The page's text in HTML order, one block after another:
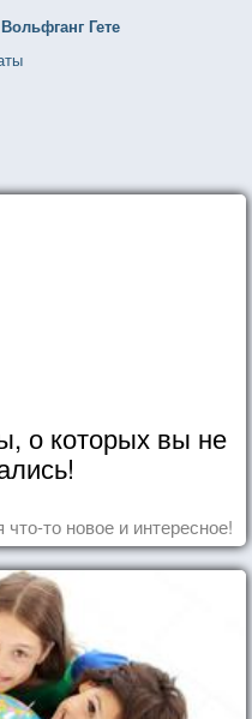
Гете
о которых вы не
то новое и интересное!